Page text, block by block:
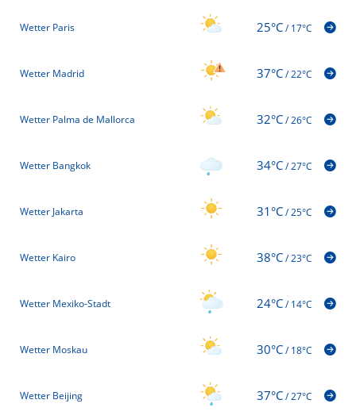
Wetter Paris 25°C/17°C
Wetter Madrid 37°C/22°C
Wetter Palma de Mallorca 32°C/26°C
Wetter Bangkok 34°C/27°C
Wetter Jakarta 31°C/25°C
Wetter Kairo 38°C/23°C
Wetter Mexiko-Stadt 24°C/14°C
Wetter Moskau 30°C/18°C
Wetter Beijing 37°C/27°C